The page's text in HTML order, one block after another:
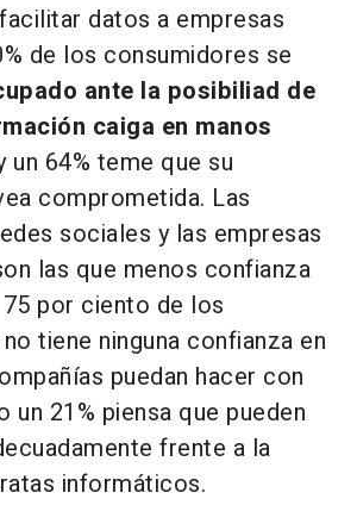
datos a empresas
de los consumidores se
ante la posibiliad de
caiga en manos
un 64% teme que su
comprometida. Las
sociales y las empresas
las que menos confianza
por ciento de los
tiene ninguna confianza en
puedan hacer con
un 21% piensa que pueden
frente a la
informáticos.